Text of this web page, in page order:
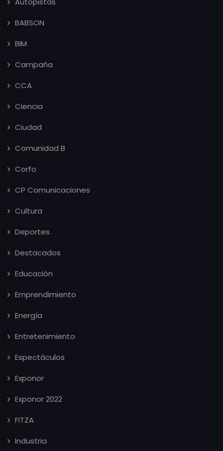
BABSON
BIM
Campaña
CCA
Ciencia
Ciudad
Comunidad B
Corfo
CP Comunicaciones
Cultura
Deportes
Destacados
Educación
Emprendimiento
Energía
Entretenimiento
Espectáculos
Exponor
Exponor 2022
FITZA
Industria